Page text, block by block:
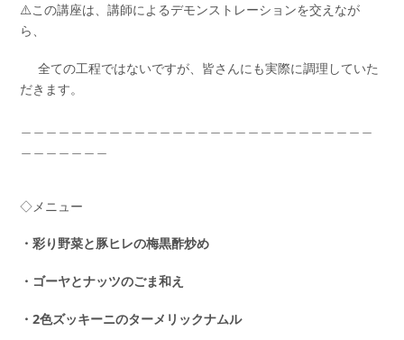
⚠️この講座は、講師によるデモンストレーションを交えなが
ら、
全ての工程ではないですが、皆さんにも実際に調理していた
だきます。
◇メニュー
・彩り野菜と豚ヒレの梅黒酢炒め
・ゴーヤとナッツのごま和え
・2色ズッキーニのターメリックナムル